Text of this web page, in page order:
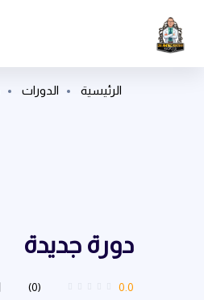
الرئيسية الدورات
دورة جديدة
0.0
(0)